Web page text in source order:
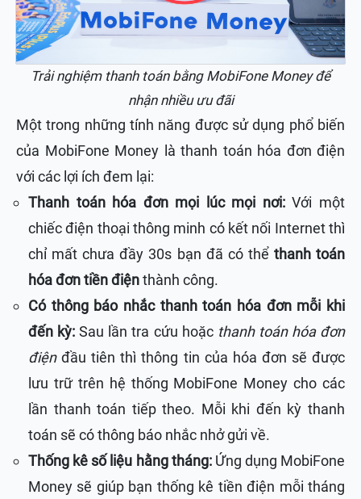
Trải nghiệm thanh toán bằng MobiFone Money để
nhận nhiều ưu đãi
Một trong những tính năng được sử dụng phổ biến
của MobiFone Money là thanh toán hóa đơn điện
với các lợi ích đem lại:
Thanh toán hóa đơn mọi lúc mọi nơi:Với một
chiếc điện thoại thông minh có kết nối Internet thì
chỉ mất chưa đầy 30s bạn đã có thể thanh toán
hóa đơn tiền điệnthành công.
Có thông báo nhắc thanh toán hóa đơn mỗi khi
đến kỳ:Sau lần tra cứu hoặc thanh toán hóa đơn
điệnđầu tiên thì thông tin của hóa đơn sẽ được
lưu trữ trên hệ thống MobiFone Money cho các
lần thanh toán tiếp theo. Mỗi khi đến kỳ thanh
toán sẽ có thông báo nhắc nhở gửi về.
Thống kê số liệu hằng tháng: Ứng dụng MobiFone
Money sẽ giúp bạn thống kê tiền điện mỗi tháng